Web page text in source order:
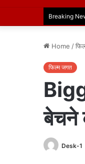
Breaking
Home /
फिल्म जगत
बेचने
Desk-1